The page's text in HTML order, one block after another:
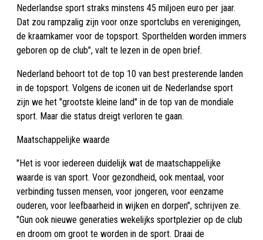
Nederlandse sport straks minstens 45 miljoen euro per jaar.
Dat zou rampzalig zijn voor onze sportclubs en verenigingen,
de kraamkamer voor de topsport. Sporthelden worden immers
geboren op de club", valt te lezen in de open brief.
Nederland behoort tot de top 10 van best presterende landen
in de topsport. Volgens de iconen uit de Nederlandse sport
zijn we het "grootste kleine land" in de top van de mondiale
sport. Maar die status dreigt verloren te gaan.
Maatschappelijke waarde
"Het is voor iedereen duidelijk wat de maatschappelijke
waarde is van sport. Voor gezondheid, ook mentaal, voor
verbinding tussen mensen, voor jongeren, voor eenzame
ouderen, voor leefbaarheid in wijken en dorpen", schrijven ze.
"Gun ook nieuwe generaties wekelijks sportplezier op de club
en droom om groot te worden in de sport. Draai de